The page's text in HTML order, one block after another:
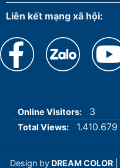
Liên kết mạng xã hội:
Online Visitors: 3
Total Views: 1.410.679
Design by DREAM COLOR